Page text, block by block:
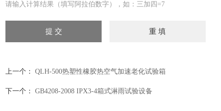
请输入计算结果（填写阿拉伯数字），如：三加四=7
上一个： QLH-500热塑性橡胶热空气加速老化试验箱
下一个： GB4208-2008 IPX3-4箱式淋雨试验设备